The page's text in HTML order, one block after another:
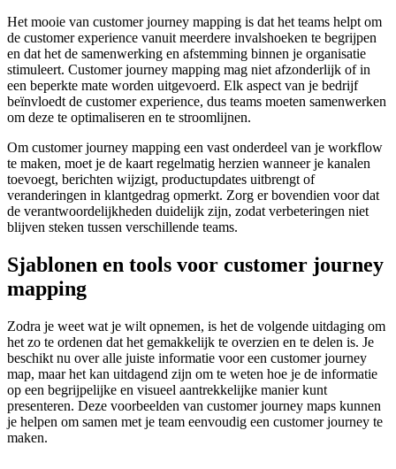
Het mooie van customer journey mapping is dat het teams helpt om
de customer experience vanuit meerdere invalshoeken te begrijpen
en dat het de samenwerking en afstemming binnen je organisatie
stimuleert. Customer journey mapping mag niet afzonderlijk of in
een beperkte mate worden uitgevoerd. Elk aspect van je bedrijf
beïnvloedt de customer experience, dus teams moeten samenwerken
om deze te optimaliseren en te stroomlijnen.
Om customer journey mapping een vast onderdeel van je workflow
te maken, moet je de kaart regelmatig herzien wanneer je kanalen
toevoegt, berichten wijzigt, productupdates uitbrengt of
veranderingen in klantgedrag opmerkt. Zorg er bovendien voor dat
de verantwoordelijkheden duidelijk zijn, zodat verbeteringen niet
blijven steken tussen verschillende teams.
Sjablonen en tools voor customer journey
mapping
Zodra je weet wat je wilt opnemen, is het de volgende uitdaging om
het zo te ordenen dat het gemakkelijk te overzien en te delen is. Je
beschikt nu over alle juiste informatie voor een customer journey
map, maar het kan uitdagend zijn om te weten hoe je de informatie
op een begrijpelijke en visueel aantrekkelijke manier kunt
presenteren. Deze voorbeelden van customer journey maps kunnen
je helpen om samen met je team eenvoudig een customer journey te
maken.